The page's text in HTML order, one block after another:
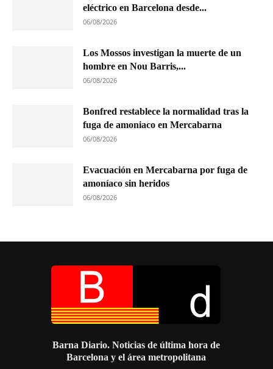
eléctrico en Barcelona desde...
06/08/2026
Los Mossos investigan la muerte de un
hombre en Nou Barris,...
06/08/2026
Bonfred restablece la normalidad tras la
fuga de amoniaco en Mercabarna
06/08/2026
Evacuación en Mercabarna por fuga de
amoníaco sin heridos
06/08/2026
Barna Diario. Noticias de última hora de
Barcelona y el área metropolitana